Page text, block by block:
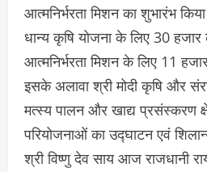
आत्मनिर्भरता मिशन का शुभारंभ
धान्य कृषि योजना के लिए 30
आत्मनिर्भरता मिशन के लिए 11
इसके अलावा श्री मोदी कृषि और
मत्स्य पालन और खाद्य प्रसंस्करण
परियोजनाओं का उद्घाटन एवं
श्री विष्णु देव साय आज राजधानी